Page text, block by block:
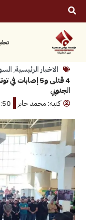
محليات
الرئيسية,السويداء
4 قتلى و5 إصابات في توتر
محمد جابر 3:50 م يونيو